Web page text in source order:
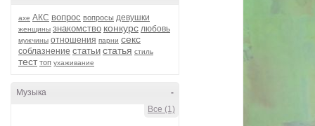
axe АКС вопрос вопросы девушки
женщины знакомство конкурс любовь
мужчины отношения парни секс
соблазнение статьи статья стиль
тест топ ухаживание
-
Музыка
Все (1)